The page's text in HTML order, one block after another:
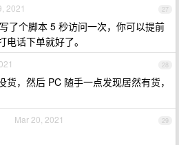
27
2021
了个脚本 5 秒访问一次，你可以提前
话下单就好了。
28
货，然后 PC 随手一点发现居然有货，
29
Mar 20, 2021